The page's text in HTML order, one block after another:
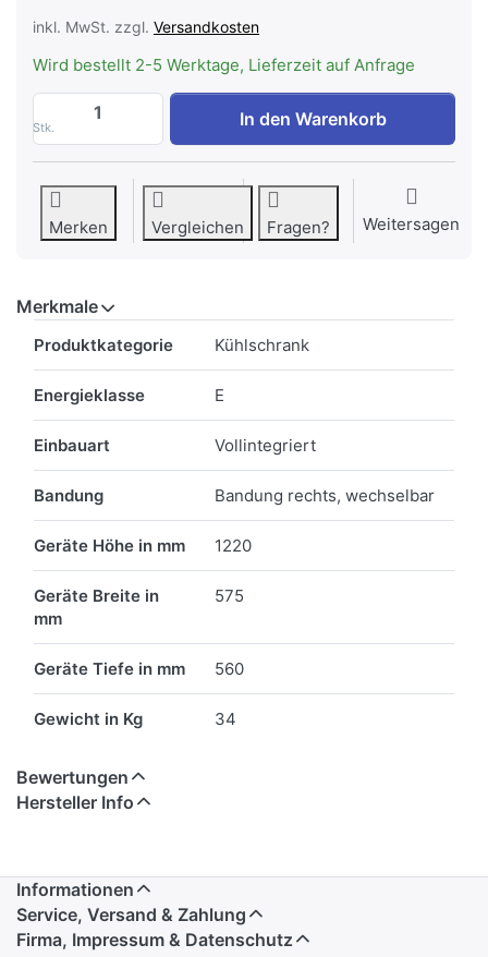
inkl. MwSt. zzgl. Versandkosten
Wird bestellt 2-5 Werktage, Lieferzeit auf Anfrage
Stk.
BRANDT BIL 1220 ES Kühlschrank
In den Warenkorb
Merken Vergleichen Fragen? Weitersagen
Merkmale
Produktkategorie Kühlschrank
Energieklasse E
Einbauart Vollintegriert
Bandung Bandung rechts, wechselbar
Geräte Höhe in mm 1220
Geräte Breite in
mm
575
Geräte Tiefe in mm 560
Gewicht in Kg 34
Bewertungen
Hersteller Info
Informationen
Service, Versand & Zahlung
Firma, Impressum & Datenschutz